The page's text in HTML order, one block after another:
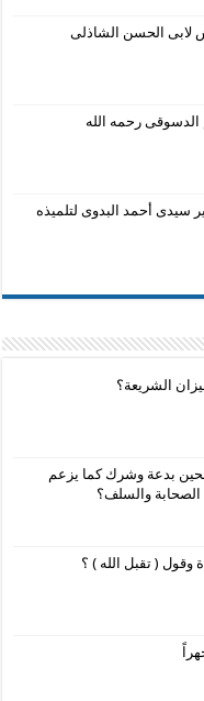
لابى الحسن الشاذلى
الدسوقى رحمه الله
سيدى أحمد البدوى لتلميذه
الشريعة؟
بدعة وشرك كما يزعم
الصحابة والسلف؟
( تقبل الله ) ؟